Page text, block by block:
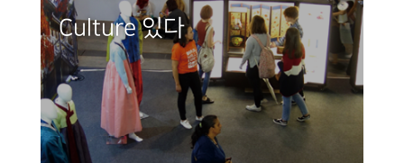
Culture 있다